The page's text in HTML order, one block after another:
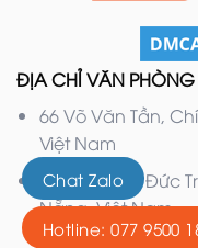
ĐỊA CHỈ VĂN PHÒNG
66 Võ Văn Tần,
Việt Nam
132 Nguyễn Đức
Nẵng, Việt Nam
Chat Zalo
Hotline: 077 9500